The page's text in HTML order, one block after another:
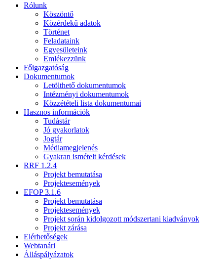
Rólunk
Köszöntő
Közérdekű adatok
Történet
Feladataink
Egyesületeink
Emlékezzünk
Főigazgatóság
Dokumentumok
Letölthető dokumentumok
Intézményi dokumentumok
Közzétételi lista dokumentumai
Hasznos információk
Tudástár
Jó gyakorlatok
Jogtár
Médiamegjelenés
Gyakran ismételt kérdések
RRF 1.2.4
Projekt bemutatása
Projektesemények
EFOP 3.1.6
Projekt bemutatása
Projektesemények
Projekt során kidolgozott módszertani kiadványok
Projekt zárása
Elérhetőségek
Webtanári
Álláspályázatok